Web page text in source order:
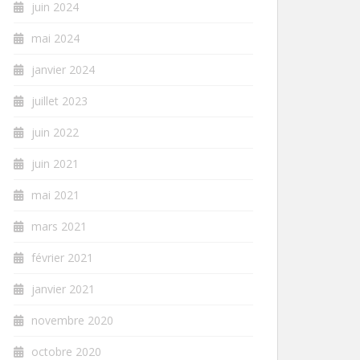
juin 2024
mai 2024
janvier 2024
juillet 2023
juin 2022
juin 2021
mai 2021
mars 2021
février 2021
janvier 2021
novembre 2020
octobre 2020